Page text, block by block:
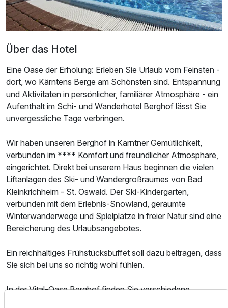
1 Erwachsenen
Über das Hotel
Eine Oase der Erholung: Erleben Sie Urlaub vom Feinsten -
dort, wo Kärntens Berge am Schönsten sind. Entspannung
und Aktivitäten in persönlicher, familiärer Atmosphäre - ein
Aufenthalt im Schi- und Wanderhotel Berghof lässt Sie
unvergessliche Tage verbringen.
Wir haben unseren Berghof in Kärntner Gemütlichkeit,
verbunden im **** Komfort und freundlicher Atmosphäre,
eingerichtet. Direkt bei unserem Haus beginnen die vielen
Liftanlagen des Ski- und Wandergroßraumes von Bad
Kleinkrichheim - St. Oswald. Der Ski-Kindergarten,
verbunden mit dem Erlebnis-Snowland, geräumte
Winterwanderwege und Spielplätze in freier Natur sind eine
Bereicherung des Urlaubsangebotes.
Ein reichhaltiges Frühstücksbuffet soll dazu beitragen, dass
Sie sich bei uns so richtig wohl fühlen.
In der Vital-Oase Berghof finden Sie verschiedene